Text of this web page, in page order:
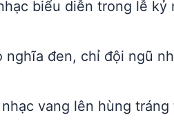
biểu diễn trong lễ
nghĩa đen, chỉ đội ngũ
vang lên hùng